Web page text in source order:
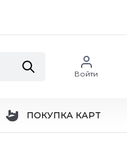
Войти
ПОКУПКА КАРТ